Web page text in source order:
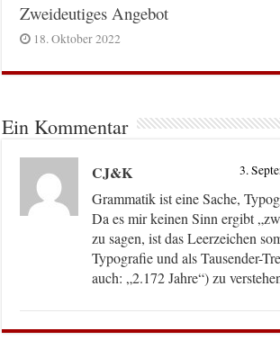
Zweideutiges Angebot
18. Oktober 2022
Ein Kommentar
CJ&K 3.
Grammatik ist eine Sache,
Da es mir keinen Sinn ergibt
zu sagen, ist das Leerzeichen
Typografie und als Tausender-
auch: „2.172 Jahre“) zu